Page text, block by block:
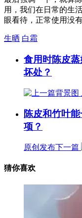
用，我们在日常的生
眼看待，正常使用没
生晒 白霜
食用时陈皮
坏处？
陈皮和竹叶
项？
原创发布下一篇
猜你喜欢